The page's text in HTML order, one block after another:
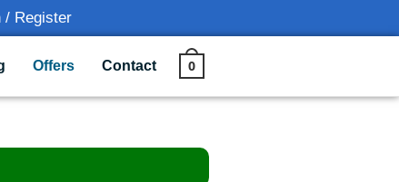
/ Register
Offers Contact 0